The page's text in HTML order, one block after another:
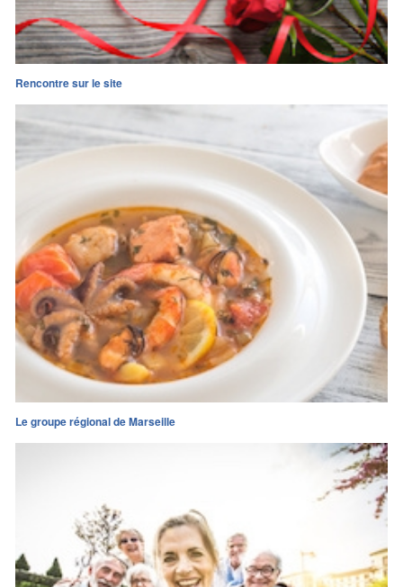
Rencontre sur le site
Le groupe régional de Marseille